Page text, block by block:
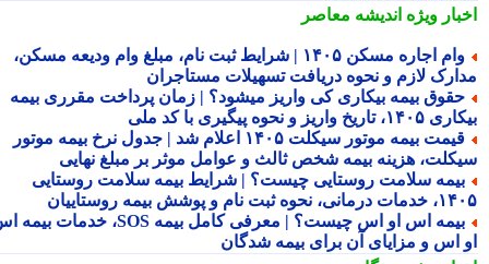
ویژهاندیشه معاصر
وام اجاره مسکن ۱۴۰۵ | شرایط ثبت نام، مبلغ وام ودیعه مسکن،
لازم و نحوه دریافت تسهیلات مستاجران
بیمه بیکاری کی واریز میشود؟ | زمان پرداخت مقرری بیمه
واریز و نحوه پیگیری با کد ملی
قیمت بیمه موتور سیکلت ۱۴۰۵ اعلام شد | جدول نرخ بیمه موتور
هزینه بیمه شخص ثالث و عوامل موثر بر مبلغ نهایی
سلامت روستایی چیست؟ | شرایط بیمه سلامت روستایی
نام و پوشش بیمه روستاییان
بیمه اس او اس چیست؟ | معرفی کامل بیمه SOS، خدمات بیمه اس
اس و مزایای آن برای بیمه شدگان